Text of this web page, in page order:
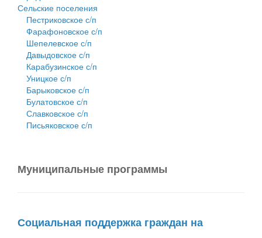
Сельские поселения
Пестриковское с/п
Фарафоновское с/п
Шепелевское с/п
Давыдовское с/п
Карабузинское с/п
Уницкое с/п
Барыковское с/п
Булатовское с/п
Славковское с/п
Письяковское с/п
Муниципальные программы
Социальная поддержка граждан на